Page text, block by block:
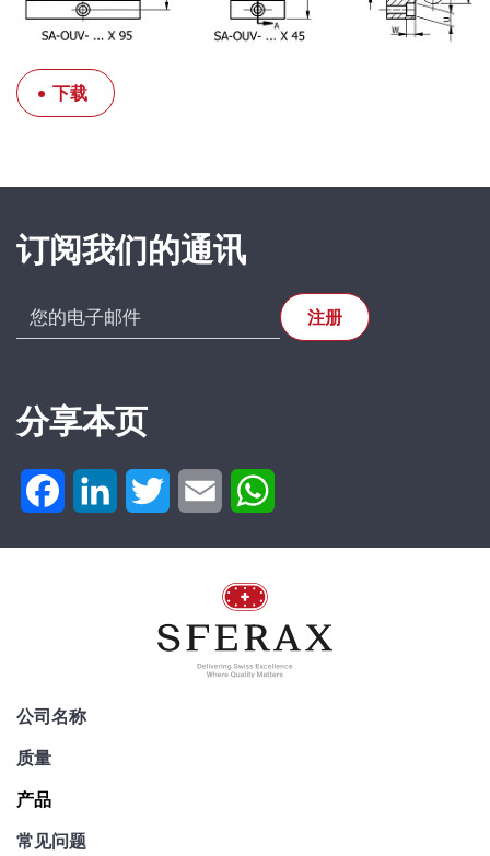
下载
High precision
linear bearings
SA-OUV
4060 B x 95
SU.620.004060.095.10
应用
订阅我们的通讯
分享本页
FacebookLinkedIn Twitter Email
公司名称
质量
产品
常见问题